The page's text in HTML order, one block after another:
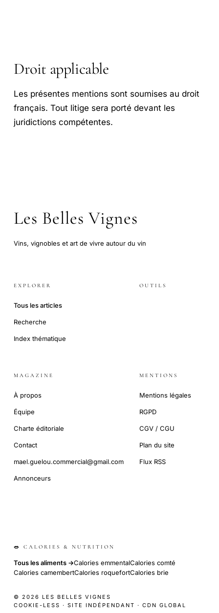
Droit applicable
Les présentes mentions sont soumises au droit
français. Tout litige sera porté devant les
juridictions compétentes.
Les Belles Vignes
Vins, vignobles et art de vivre autour du vin
EXPLORER
Tous les articles
Recherche
Index thématique
OUTILS
MAGAZINE
À propos
Équipe
Charte éditoriale
Contact
mael.guelou.commercial@gmail.com
Annonceurs
MENTIONS
Mentions légales
RGPD
CGV / CGU
Plan du site
Flux RSS
🥗 CALORIES & NUTRITION
Tous les aliments →Calories emmentalCalories comté
Calories camembertCalories roquefortCalories brie
© 2026 LES BELLES VIGNES
COOKIE-LESS · SITE INDÉPENDANT · CDN GLOBAL